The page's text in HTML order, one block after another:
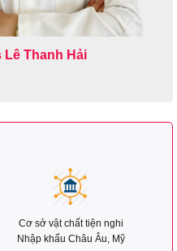
Lê Thanh Hải
Cơ sở vật chất tiện nghi
Nhập khẩu Châu Âu, Mỹ